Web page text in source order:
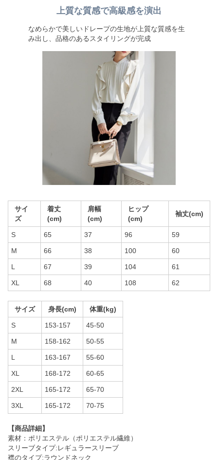
上質な質感で高級感を演出
なめらかで美しいドレープの生地が上質な質感を生
み出し、品格のあるスタイリングが完成
サイ
ズ
着丈
(cm)
肩幅
(cm)
ヒップ
(cm)
袖丈(cm)
S 65 37 96 59
M 66 38 100 60
L 67 39 104 61
XL 68 40 108 62
サイズ 身長(cm) 体重(kg)
S 153-157 45-50
M 158-162 50-55
L 163-167 55-60
XL 168-172 60-65
2XL 165-172 65-70
3XL 165-172 70-75
【商品詳細】
素材：ポリエステル（ポリエステル繊維）
スリーブタイプ:レギュラースリーブ
襟のタイプ:ラウンドネック